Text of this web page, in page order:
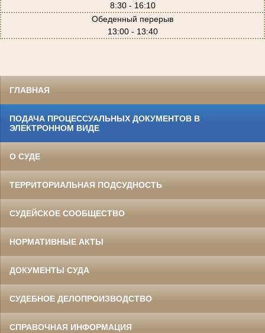
8:30 - 16:10
Обеденный перерыв
13:00 - 13:40
ГЛАВНАЯ
ПОДАЧА ПРОЦЕССУАЛЬНЫХ ДОКУМЕНТОВ В
ЭЛЕКТРОННОМ ВИДЕ
О СУДЕ
ТЕРРИТОРИАЛЬНАЯ ПОДСУДНОСТЬ
СУДЕЙСКОЕ СООБЩЕСТВО
НОРМАТИВНЫЕ АКТЫ
ДОКУМЕНТЫ СУДА
СУДЕБНОЕ ДЕЛОПРОИЗВОДСТВО
СПРАВОЧНАЯ ИНФОРМАЦИЯ